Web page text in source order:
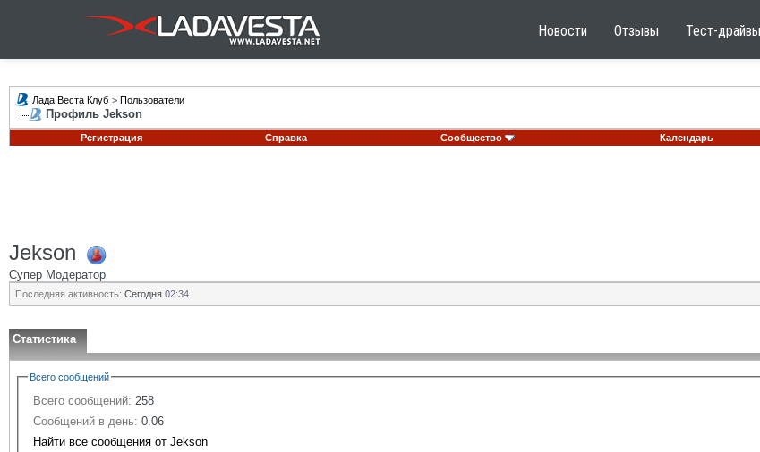
Новости Отзывы Тест-драйвы
Лада Веста Клуб > Пользователи
Профиль Jekson
Регистрация
Справка Сообщество Календарь
Jekson
Супер Модератор
Последняя активность: Сегодня 02:34
Статистика
Всего сообщений
Всего сообщений: 258
Сообщений в день: 0.06
Найти все сообщения от Jekson